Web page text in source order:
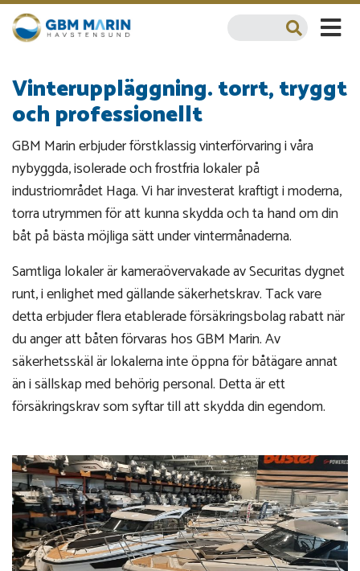
Vinteruppläggning. torrt, tryggt
och professionellt
GBM Marin erbjuder förstklassig vinterförvaring i våra
nybyggda, isolerade och frostfria lokaler på
industriområdet Haga. Vi har investerat kraftigt i moderna,
torra utrymmen för att kunna skydda och ta hand om din
båt på bästa möjliga sätt under vintermånaderna.
Samtliga lokaler är kameraövervakade av Securitas dygnet
runt, i enlighet med gällande säkerhetskrav. Tack vare
detta erbjuder flera etablerade försäkringsbolag rabatt när
du anger att båten förvaras hos GBM Marin. Av
säkerhetsskäl är lokalerna inte öppna för båtägare annat
än i sällskap med behörig personal. Detta är ett
försäkringskrav som syftar till att skydda din egendom.